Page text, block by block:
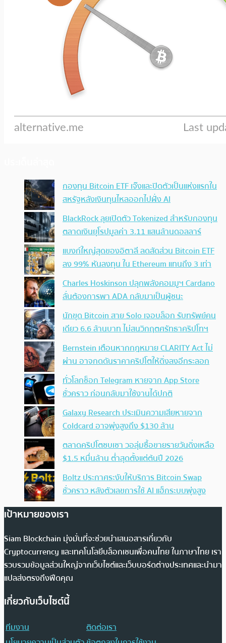
กองทุน Bitcoin ETF เจ๊งและปิดตัวเป็นแห่งแรกใน
สหรัฐหลังเงินทุนไหลออกไปฝั่ง AI
BlackRock ลุยเปิดตัว Tokenized สำหรับกองทุน
ตลาดเงินยุโรปมูลค่า 3.11 แสนล้านดอลลาร์
แบงก์ใหญ่สุดของอิตาลี ลดสัดส่วน Bitcoin ETF
ลง 99% หันลงทุน ใน Ethereum แทนถึง 3 เท่า
Charles Hoskinson ปลุกพลังคอมมูฯ Cardano
ลั่นต้องการพา ADA กลับมาเป็นผู้ชนะ
นักขุด Bitcoin สาย Solo เจอบล็อก รับทรัพย์คน
เดียว 6.6 ล้านบาท ไม่สนวิกฤตศรัทธาคริปโทฯ
Bernstein เตือนหากกฎหมาย CLARITY Act ไม่
ผ่าน อาจกดดันราคาคริปโตให้ดิ่งลงอีกระลอก
ทั่วโลกช็อก Telegram หายจาก App Store
ชั่วคราว ก่อนกลับมาใช้งานได้ปกติ
Galaxy Research ประเมินความเสียหายจาก
Coldcard อาจพุ่งสูงถึง $130 ล้าน
ตลาดคริปโตซบเซา วอลุ่มซื้อขายรายวันดิ่งเหลือ
$1.5 หมื่นล้าน ต่ำสุดตั้งแต่ต้นปี 2026
Boltz ประกาศระงับให้บริการ Bitcoin Swap
ชั่วคราว หลังตัวเลขการใช้ AI แฮ็กระบบพุ่งสูง
เป้าหมายของเรา
Siam Blockchain มุ่งมั่นที่จะช่วยนำเสนอสารเกี่ยวกับ
Cryptocurrency และเทคโนโลยีบล็อกเชนเพื่อคนไทย ในภาษาไทย เรา
รวบรวมข้อมูลส่วนใหญ่จากเว็บไซต์และเว็บบอร์ดต่างประเทศและนำมา
แปลส่งตรงถึงฟีดคุณ
เกี่ยวกับเว็บไซต์นี้
ทีมงาน
ติดต่อเรา